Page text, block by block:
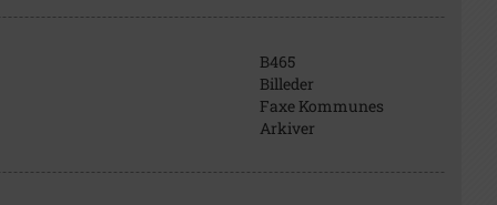
B465
Billeder
Faxe Kommunes
Arkiver